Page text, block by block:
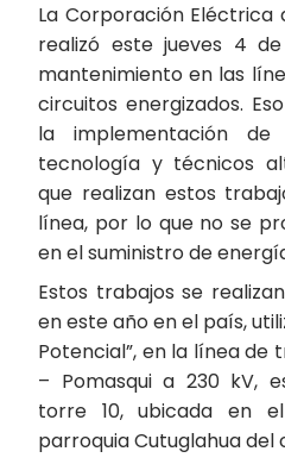
La Corporación Eléctrica
realizó este jueves 4
mantenimiento en las
circuitos energizados.
la implementación
tecnología y técnicos
que realizan estos
línea, por lo que no se
en el suministro de
Estos trabajos se
en este año en el país,
Potencial”, en la línea de
– Pomasqui a 230 kV,
torre 10, ubicada en
parroquia Cutuglahua del